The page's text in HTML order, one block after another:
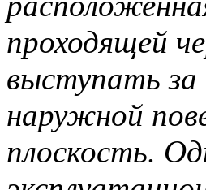
проходящей
выступать за
наружной
плоскость.